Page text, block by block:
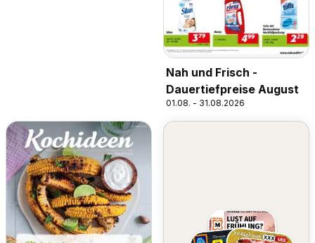
Nah und Frisch -
Dauertiefpreise August
01.08. - 31.08.2026